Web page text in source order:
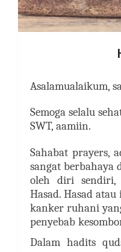
Asalamualaikum,
Semoga selalu
SWT, aamiin.
Sahabat prayers,
sangat berbahaya
oleh diri sendiri,
Hasad. Hasad atau
kanker ruhani
penyebab
Dalam hadits